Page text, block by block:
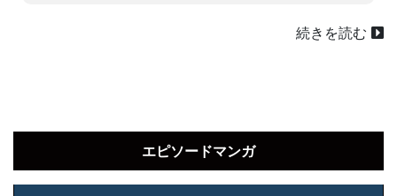
続きを読む
エピソードマンガ